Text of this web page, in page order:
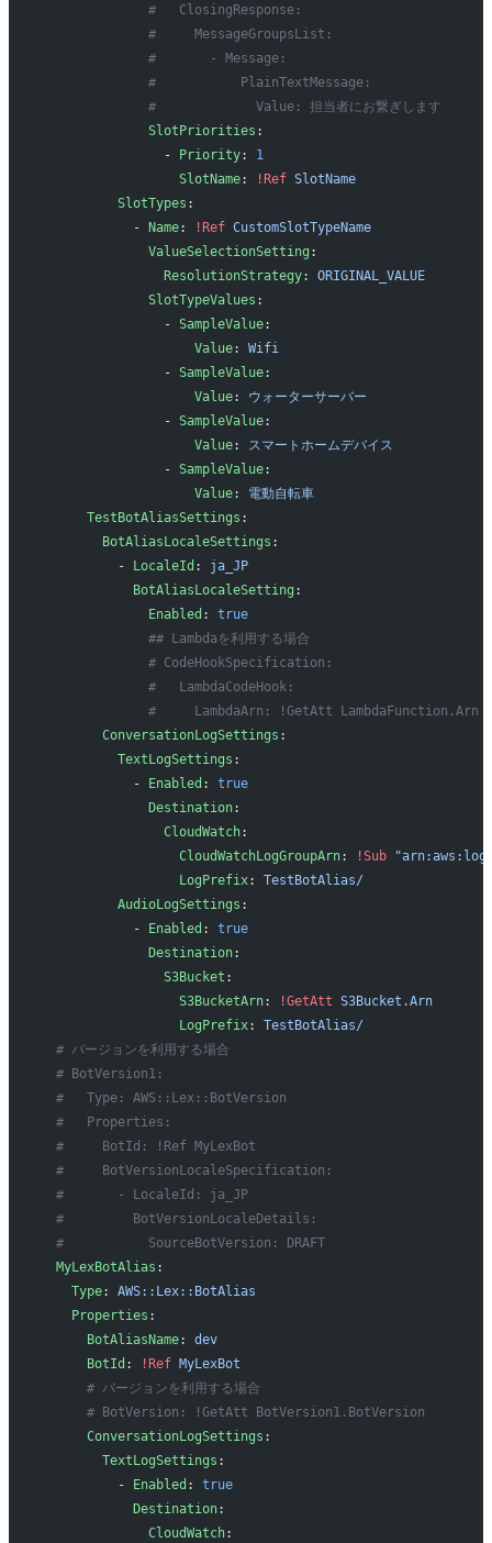
              #   ClosingResponse:
              #     MessageGroupsList:
              #       - Message:
              #           PlainTextMessage:
              #             Value: 担当者にお繋ぎします
              SlotPriorities
:
                -
Priority: 1
                  SlotName
: !Ref SlotName
          SlotTypes
:
            -
Name: !Ref CustomSlotTypeName
              ValueSelectionSetting
:
                ResolutionStrategy
: ORIGINAL_VALUE
              SlotTypeValues
:
                -
SampleValue:
                    Value
: Wifi
                -
SampleValue:
                    Value
: ウォーターサーバー
                -
SampleValue:
                    Value
: スマートホームデバイス
                -
SampleValue:
                    Value
: 電動自転車
      TestBotAliasSettings
:
        BotAliasLocaleSettings
:
          -
LocaleId : ja_JP
            BotAliasLocaleSetting
:
              Enabled
: true
              ## Lambdaを利用する場合
              # CodeHookSpecification:
              #   LambdaCodeHook:
              #     LambdaArn: !GetAtt LambdaFunction.Arn
        ConversationLogSettings
:
          TextLogSettings
:
            -
Enabled : true
              Destination
:
                CloudWatch
:
                  CloudWatchLogGroupArn
: !Sub
                  LogPrefix
: TestBotAlias/
          AudioLogSettings
:
            -
Enabled : true
              Destination
:
                S3Bucket
:
                  S3BucketArn
: !GetAtt S3Bucket.Arn
                  LogPrefix
: TestBotAlias/
  # バージョンを利用する場合
  # BotVersion1:
  #   Type: AWS::Lex::BotVersion
  #   Properties:
  #     BotId: !Ref MyLexBot
  #     BotVersionLocaleSpecification:
  #       - LocaleId: ja_JP
  #         BotVersionLocaleDetails:
  #           SourceBotVersion: DRAFT
  MyLexBotAlias
:
    Type
: AWS::Lex::BotAlias
    Properties
:
      BotAliasName
: dev
      BotId
: !Ref MyLexBot
      # バージョンを利用する場合
      # BotVersion: !GetAtt BotVersion1.BotVersion
      ConversationLogSettings
:
        TextLogSettings
:
          -
Enabled : true
            Destination
:
              CloudWatch
: